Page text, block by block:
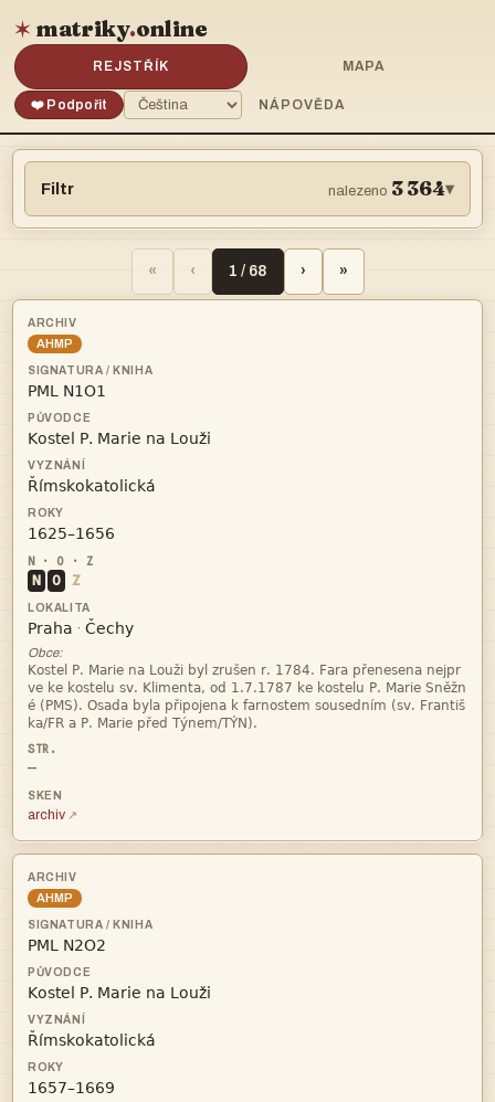
✶ matriky.online
REJSTŘÍK MAPA
❤️ Podpořit NÁPOVĚDA
Filtr nalezeno 3 364▾
« ‹ 1 / 68 › »
AHMP




N O Z
 · 
Obce:




—
archiv
AHMP



